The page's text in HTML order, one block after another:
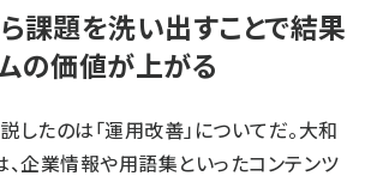
課題を洗い出すことで結果
の価値が上がる
したのは「運用改善」についてだ。大和
、企業情報や用語集といったコンテンツ